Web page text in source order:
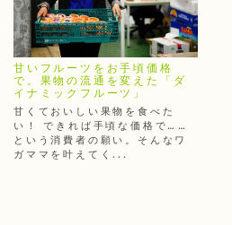
甘いフルーツをお手頃価格
で。果物の流通を変えた「ダ
イナミックフルーツ」
甘くておいしい果物を食べた
い！ できれば手頃な価格で……
という消費者の願い。そんなワ
ガママを叶えてく...